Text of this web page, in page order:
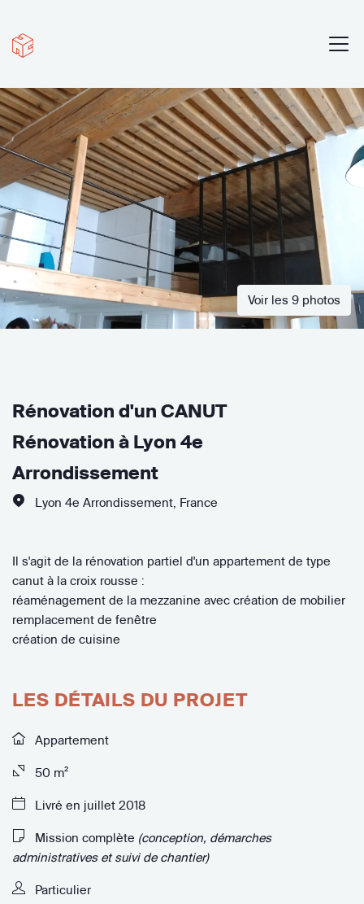
Voir les 9 photos
Rénovation d'un CANUT
Rénovation à Lyon 4e
Arrondissement
Lyon 4e Arrondissement France
Il s'agit de la rénovation partiel d'un appartement de type
canut à la croix rousse :
réaménagement de la mezzanine avec création de mobilier
remplacement de fenêtre
création de cuisine
LES DÉTAILS DU PROJET
Appartement
50 m²
Livré en juillet 2018
Mission complète (conception, démarches
administratives et suivi de chantier)
Particulier